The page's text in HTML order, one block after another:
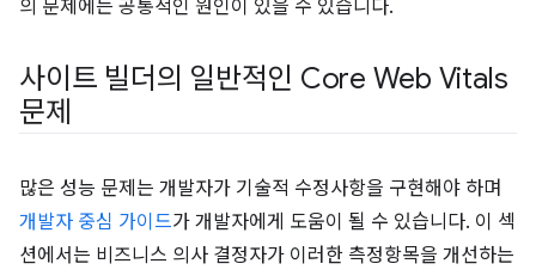
의 문제에는 공통적인 원인이 있을 수 있습니다.
사이트 빌더의 일반적인 Core Web Vitals
문제
많은 성능 문제는 개발자가 기술적 수정사항을 구현해야 하며
개발자 중심 가이드가 개발자에게 도움이 될 수 있습니다. 이 섹
션에서는 비즈니스 의사 결정자가 이러한 측정항목을 개선하는